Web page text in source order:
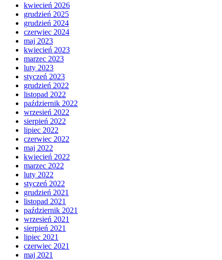
kwiecień 2026
grudzień 2025
grudzień 2024
czerwiec 2024
maj 2023
kwiecień 2023
marzec 2023
luty 2023
styczeń 2023
grudzień 2022
listopad 2022
październik 2022
wrzesień 2022
sierpień 2022
lipiec 2022
czerwiec 2022
maj 2022
kwiecień 2022
marzec 2022
luty 2022
styczeń 2022
grudzień 2021
listopad 2021
październik 2021
wrzesień 2021
sierpień 2021
lipiec 2021
czerwiec 2021
maj 2021